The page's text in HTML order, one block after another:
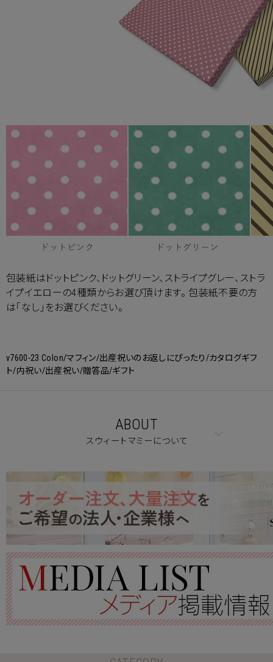
包装紙はドットピンク、ドットグリーン、ストライプグレー、ストラ
イプイエローの4種類からお選び頂けます。 包装紙不要の方
は「なし」をお選びください。
v7600-23 Colon/マフィン/出産祝いのお返しにぴったり/カタログギフ
ト/内祝い/出産祝い/贈答品/ギフト
ABOUT
スウィートマミーについて